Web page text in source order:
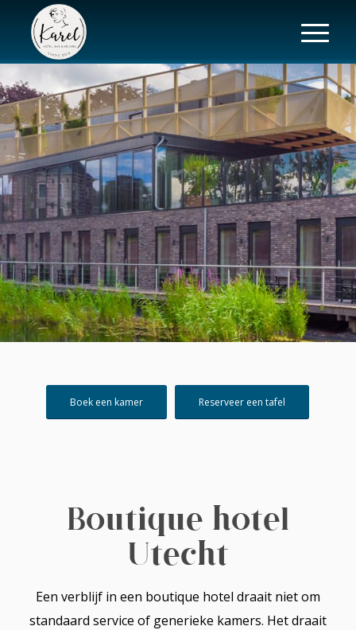
Boek een kamer Reserveer een tafel
Boutique hotel
Utecht
Een verblijf in een boutique hotel draait niet om
standaard service of generieke kamers. Het draait